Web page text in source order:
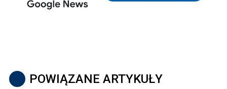
POWIĄZANE ARTYKUŁY